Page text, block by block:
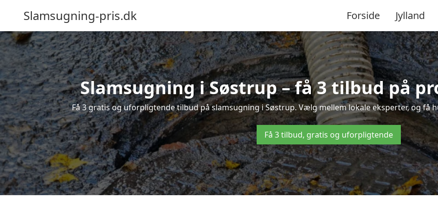
Slamsugning-pris.dk Forside Jylland
Slamsugning i Søstrup – få 3 tilbud på
Få 3 gratis og uforpligtende tilbud på slamsugning i Søstrup. Vælg mellem lokale eksperter, og få
Få 3 tilbud, gratis og uforpligtende